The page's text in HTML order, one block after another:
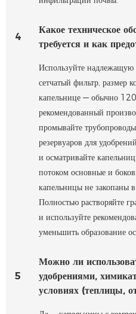
4
Какое техническое
требуется и как
Используйте
сетчатый фильтр, размер
капельнице — обычно
рекомендованный
промывайте
резервуаров для
и осматривайте
потоком основные и
капельницы не закопаны
Полностью растворяйте
и используйте
уменьшить образование
5
Можно ли
удобрениями,
условиях (теплицы,